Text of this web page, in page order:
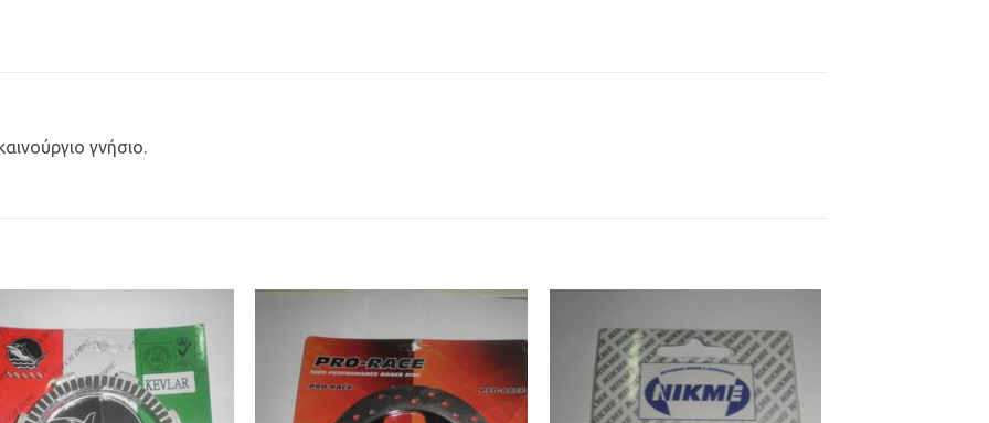
γνήσιο.
Προσθήκη
στη Λίστα
Επιθυμιών
στη Λίστα
Επιθυμιών
Προσθήκη
στη Λίστα
Επιθυμιών